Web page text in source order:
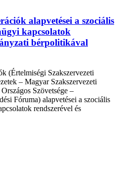
alapvetései a szociális
kapcsolatok
bérpolitikával
(Értelmiségi Szakszervezeti
– Magyar Szakszervezeti
Szövetsége –
Fóruma) alapvetései a szociális
rendszerével és